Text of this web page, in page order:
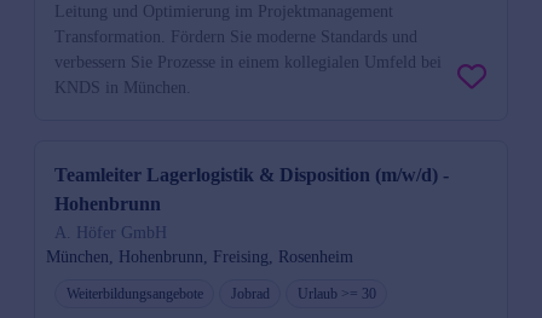
Leitung und Optimierung im Projektmanagement
Transformation. Fördern Sie moderne Standards und
verbessern Sie Prozesse in einem kollegialen Umfeld bei
KNDS in München.
Teamleiter Lagerlogistik & Disposition (m/w/d) -
Hohenbrunn
A. Höfer GmbH
München, Hohenbrunn, Freising, Rosenheim
Weiterbildungsangebote Jobrad Urlaub >= 30